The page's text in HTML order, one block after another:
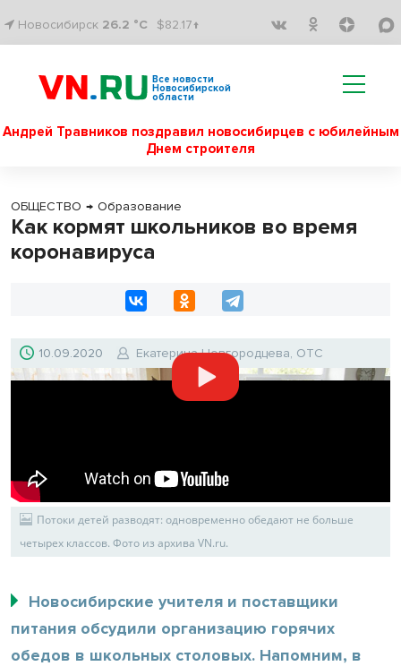
Новосибирск 26.2 °C $82.17↑
Все новости
Новосибирской
области
Андрей Травников поздравил новосибирцев с юбилейным
Днем строителя
ОБЩЕСТВО → Образование
Как кормят школьников во время
коронавируса
10.09.2020 Екатерина Новгородцева, ОТС
Потоки детей разводят: одновременно обедают не больше
четырех классов. Фото из архива VN.ru.
Новосибирские учителя и поставщики
питания обсудили организацию горячих
обедов в школьных столовых. Напомним, в